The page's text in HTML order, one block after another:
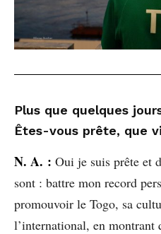
Plus que quelques
Êtes-vous prête, que
N. A. : Oui je suis prête et
sont : battre mon record
promouvoir le Togo, sa
l’international, en montrant